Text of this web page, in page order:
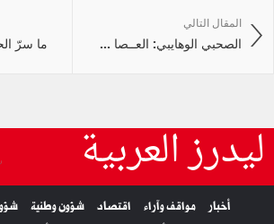
ما سرّ
المقال التالي
الصحبي الوهايبي: العــصا ...
ليدرز العربية
أخبار مواقف وآراء اقتصاد شؤون وطنية